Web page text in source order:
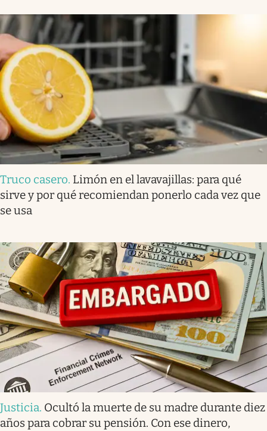
Truco casero. Limón en el lavavajillas: para qué
sirve y por qué recomiendan ponerlo cada vez que
se usa
Justicia. Ocultó la muerte de su madre durante diez
años para cobrar su pensión. Con ese dinero,